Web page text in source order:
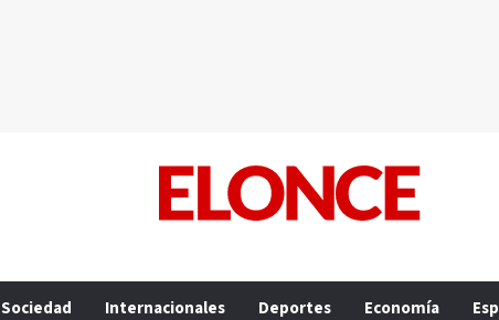
Sociedad Internacionales Deportes Economía